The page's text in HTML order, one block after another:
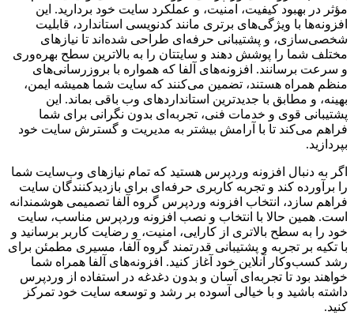
مؤثر در بهبود کیفیت، امنیت، و عملکرد سایت خود بردارید. این
افزونه‌ها با ویژگی‌های برتری مانند کدنویسی استاندارد، قابلیت
شخصی‌سازی، و پشتیبانی حرفه‌ای طراحی شده‌اند تا نیازهای
مختلف شما را پوشش دهند و سایتتان را به بالاترین سطح بهره‌وری
و سرعت برسانند. افزونه‌های آلفا که همواره با بروزرسانی‌های
منظم همراه هستند، تضمین می‌کنند که سایت شما همیشه ایمن،
بهینه، و مطابق با جدیدترین استانداردهای وب باقی بماند. این
پشتیبانی قوی و خدمات فنی، تجربه‌ای بدون نگرانی برای شما
فراهم می‌کند تا با آرامش بیشتر به مدیریت و گسترش سایت خود
بپردازید.
اگر به دنبال افزونه وردپرس هستید که تمام نیازهای وب‌سایت شما
را برآورده کند و تجربه کاربری حرفه‌ای برای بازدیدکنندگان سایت
فراهم سازد، انتخاب افزونه وردپرس گروه آلفا تصمیمی هوشمندانه
است. همین حالا با انتخاب و نصب افزونه وردپرس مناسب، سایت
خود را به سطح بالاتری از کارایی، امنیت، و رضایت کاربر برسانید و
با تکیه بر تجربه و پشتیبانی قدرتمند گروه آلفا، مسیری مطمئن برای
رشد کسب‌وکار آنلاین خود آغاز کنید. افزونه‌های آلفا همراه شما
خواهند بود تا تجربه‌ای آسان و بدون دغدغه در استفاده از وردپرس
داشته باشید و با خیالی آسوده بر رشد و توسعه سایت خود تمرکز
کنید.